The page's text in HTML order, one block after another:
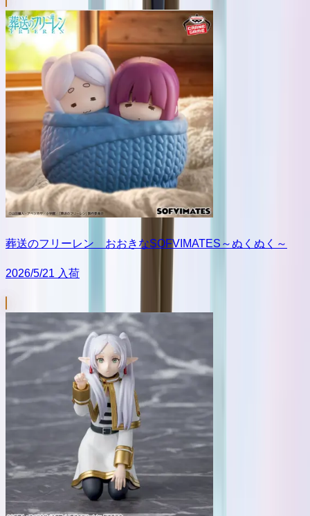
葬送のフリーレン おおきなSOFVIMATES～ぬくぬく～
2026/5/21 入荷